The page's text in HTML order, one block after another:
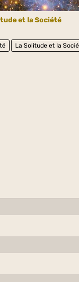
et la Société
La Solitude et la